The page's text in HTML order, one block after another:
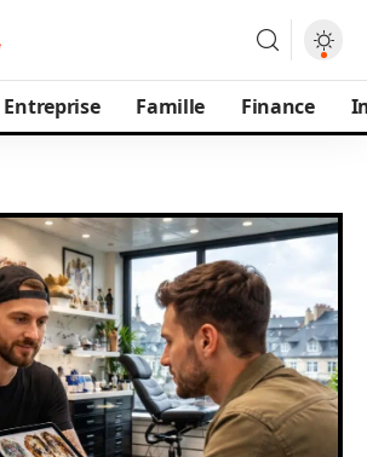
Entreprise Famille Finance